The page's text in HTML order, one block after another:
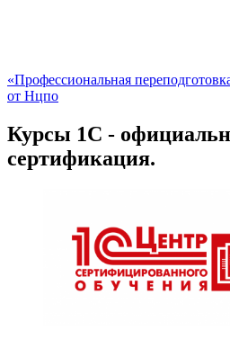
«Профессиональная
от Нцпо
Курсы 1С -
сертификация.